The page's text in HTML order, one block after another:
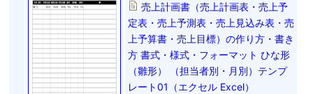
売上計画書（売上計画表・売上予
定表・売上予測表・売上見込み表・売
上予算書・売上目標）の作り方・書き
方 書式・様式・フォーマット ひな形
（雛形） （担当者別・月別）テンプ
レート01（エクセル Excel）